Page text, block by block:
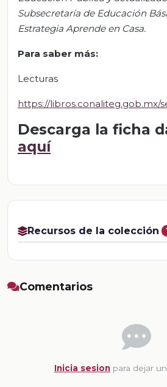
Subsecretaría de Educación
Estrategia Aprende en Casa.
Para saber más:
Lecturas
https://libros.conaliteg.gob.mx/
Descarga la ficha
aquí
Recursos de la colección
Comentarios
Inicia sesion para dejar